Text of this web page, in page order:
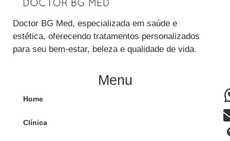
Doctor BG Med, especializada em saúde e
estética, oferecendo tratamentos personalizados
para seu bem-estar, beleza e qualidade de vida.
Menu
Home
Clínica